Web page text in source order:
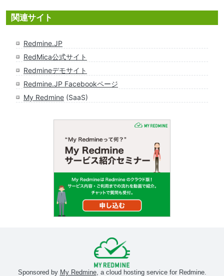
関連サイト
Redmine.JP
RedMica公式サイト
Redmineデモサイト
Redmine.JP Facebookページ
My Redmine (SaaS)
Sponsored by My Redmine, a cloud hosting service for Redmine.